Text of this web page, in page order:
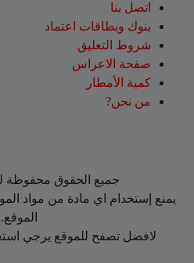
اتصل بنا
بنوك وبطاقات اعتماد
شروط التعليق‎
صفحة الاعراس
كمية الأمطار
من نحن?
جميع الحقوق محفوظة
يمنع إستخدام اي مادة من مواد
الموقع.
لافضل تصفح للموقع يرجي